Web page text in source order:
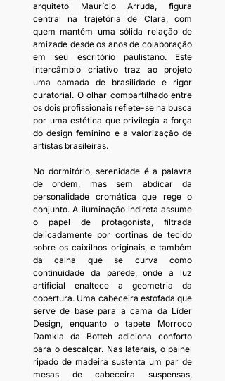
arquiteto Maurício Arruda, figura
central na trajetória de Clara, com
quem mantém uma sólida relação de
amizade desde os anos de colaboração
em seu escritório paulistano. Este
intercâmbio criativo traz ao projeto
uma camada de brasilidade e rigor
curatorial. O olhar compartilhado entre
os dois profissionais reflete-se na busca
por uma estética que privilegia a força
do design feminino e a valorização de
artistas brasileiras.
No dormitório, serenidade é a palavra
de ordem, mas sem abdicar da
personalidade cromática que rege o
conjunto. A iluminação indireta assume
o papel de protagonista, filtrada
delicadamente por cortinas de tecido
sobre os caixilhos originais, e também
da calha que se curva como
continuidade da parede, onde a luz
artificial enaltece a geometria da
cobertura. Uma cabeceira estofada que
serve de base para a cama da Líder
Design, enquanto o tapete Morroco
Damkla da Botteh adiciona conforto
para o descalçar. Nas laterais, o painel
ripado de madeira sustenta um par de
mesas de cabeceira suspensas,